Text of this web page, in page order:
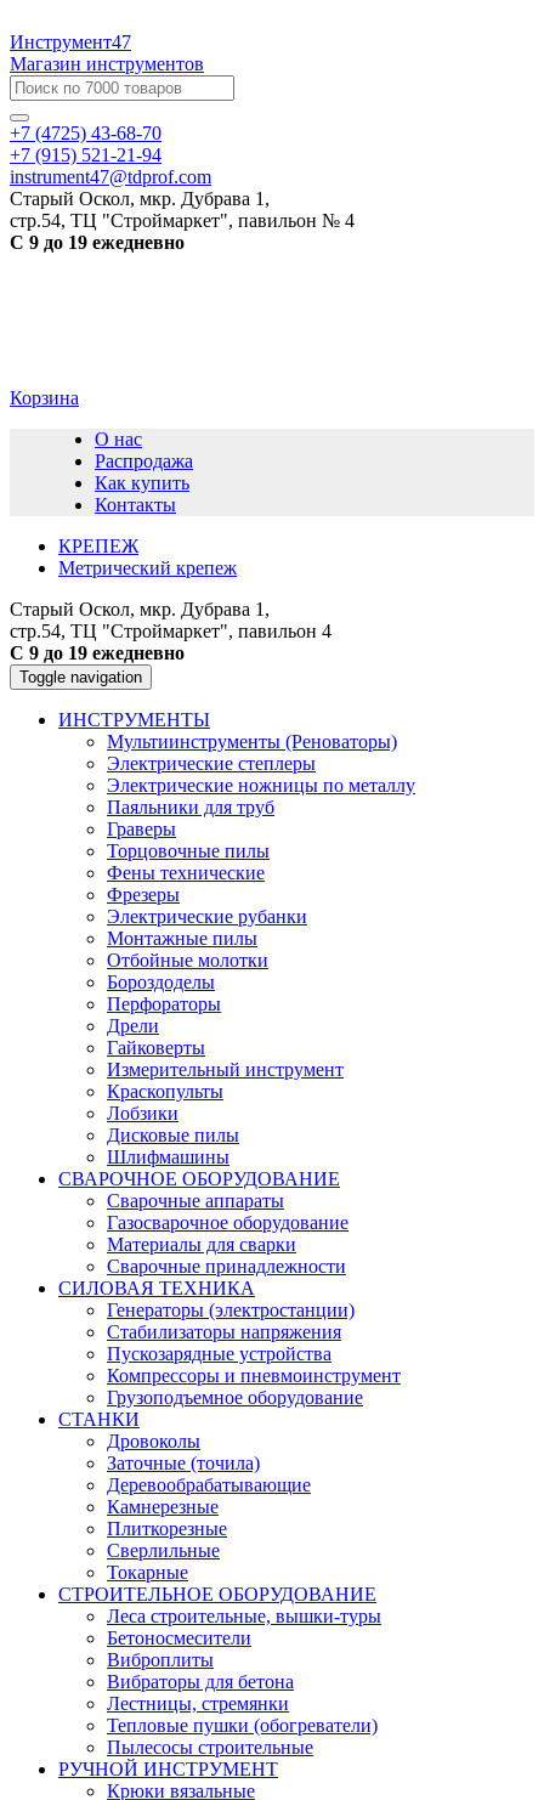
Инструмент47
Магазин инструментов
+7 (4725) 43-68-70
+7 (915) 521-21-94
instrument47@tdprof.com
Старый Оскол, мкр. Дубрава 1,
стр.54, ТЦ "Строймаркет", павильон № 4
С 9 до 19 ежедневно
Корзина
О нас
Распродажа
Как купить
Контакты
КРЕПЕЖ
Метрический крепеж
Старый Оскол, мкр. Дубрава 1,
стр.54, ТЦ "Строймаркет", павильон 4
С 9 до 19 ежедневно
Toggle navigation
ИНСТРУМЕНТЫ
Мультиинструменты (Реноваторы)
Электрические степлеры
Электрические ножницы по металлу
Паяльники для труб
Граверы
Торцовочные пилы
Фены технические
Фрезеры
Электрические рубанки
Монтажные пилы
Отбойные молотки
Бороздоделы
Перфораторы
Дрели
Гайковерты
Измерительный инструмент
Краскопульты
Лобзики
Дисковые пилы
Шлифмашины
СВАРОЧНОЕ ОБОРУДОВАНИЕ
Сварочные аппараты
Газосварочное оборудование
Материалы для сварки
Сварочные принадлежности
СИЛОВАЯ ТЕХНИКА
Генераторы (электростанции)
Стабилизаторы напряжения
Пускозарядные устройства
Компрессоры и пневмоинструмент
Грузоподъемное оборудование
СТАНКИ
Дровоколы
Заточные (точила)
Деревообрабатывающие
Камнерезные
Плиткорезные
Сверлильные
Токарные
СТРОИТЕЛЬНОЕ ОБОРУДОВАНИЕ
Леса строительные, вышки-туры
Бетоносмесители
Виброплиты
Вибраторы для бетона
Лестницы, стремянки
Тепловые пушки (обогреватели)
Пылесосы строительные
РУЧНОЙ ИНСТРУМЕНТ
Крюки вязальные